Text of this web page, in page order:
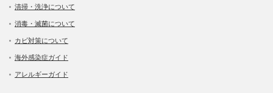
清掃・洗浄について
消毒・滅菌について
カビ対策について
海外感染症ガイド
アレルギーガイド